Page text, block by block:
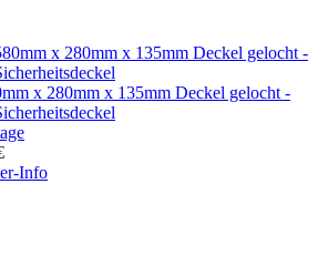
x 280mm x 135mm Deckel gelocht -
Info